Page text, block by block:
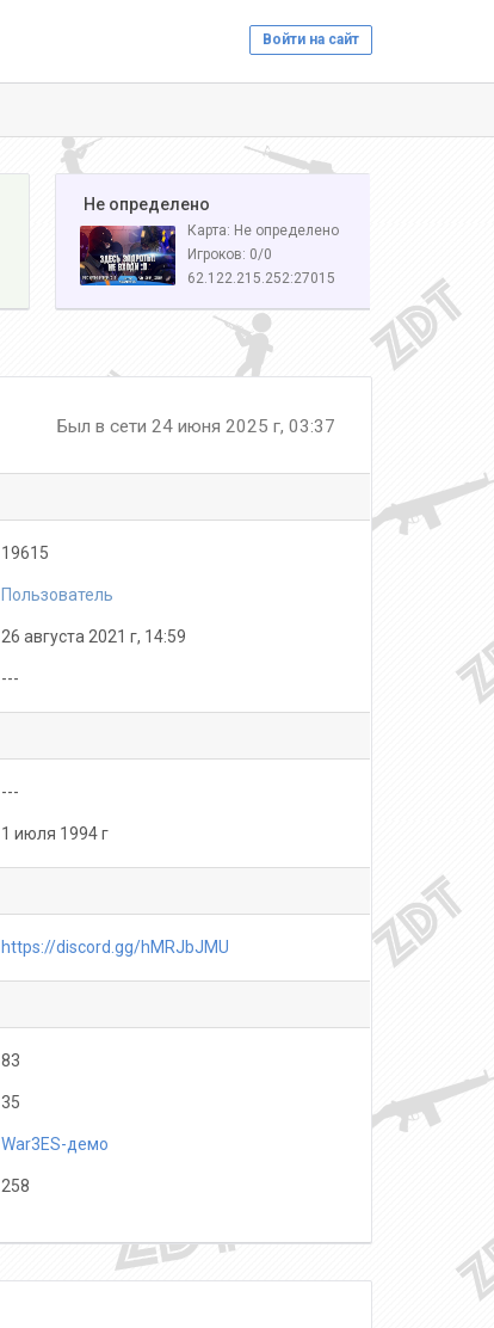
Войти на сайт
️ Не определено
Карта: Не определено
Игроков: 0/0
62.122.215.252:27015
Был в сети 24 июня 2025 г, 03:37
19615
Пользователь
26 августа 2021 г, 14:59
---
---
1 июля 1994 г
https://discord.gg/hMRJbJMU
83
35
War3ES-демо
258